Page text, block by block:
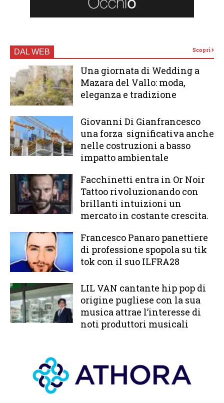
DAL WEB Scopri
Una giornata di Wedding a
Mazara del Vallo: moda,
eleganza e tradizione
Giovanni Di Gianfrancesco
una forza significativa anche
nelle costruzioni a basso
impatto ambientale
Facchinetti entra in Or Noir
Tattoo rivoluzionando con
brillanti intuizioni un
mercato in costante crescita.
Francesco Panaro panettiere
di professione spopola su tik
tok con il suo ILFRA28
LIL VAN cantante hip pop di
origine pugliese con la sua
musica attrae l’interesse di
noti produttori musicali